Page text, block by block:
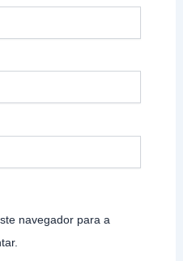
navegador para a